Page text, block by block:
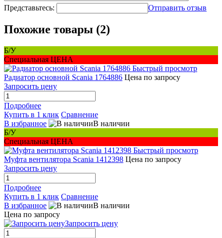
Представьтесь: Отправить отзыв
Похожие товары (2)
Б/У
Специальная ЦЕНА
Быстрый просмотр
Радиатор основной Scania 1764886 Цена по запросу
Запросить цену
Подробнее
Купить в 1 клик Сравнение
В избранное
В наличии
Б/У
Специальная ЦЕНА
Быстрый просмотр
Муфта вентилятора Scania 1412398 Цена по запросу
Запросить цену
Подробнее
Купить в 1 клик Сравнение
В избранное
В наличии
Цена по запросу
Запросить цену